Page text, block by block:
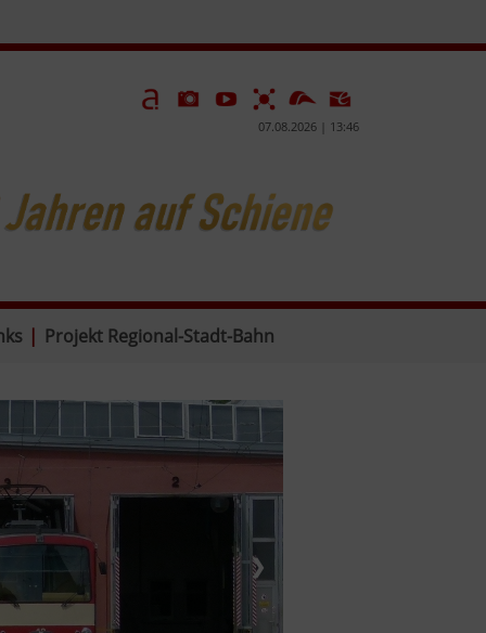
07.08.2026 | 13:46
| Projekt Regional-Stadt-Bahn
❯